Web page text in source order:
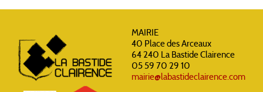
MAIRIE
40 Place des Arceaux
64 240 La Bastide Clairence
05 59 70 29 10
mairie@labastideclairence.com